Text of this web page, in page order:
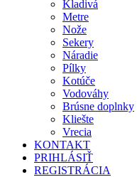
Kladivá
Metre
Nože
Sekery
Náradie
Pílky
Kotúče
Vodováhy
Brúsne doplnky
Kliešte
Vrecia
KONTAKT
PRIHLÁSIŤ
REGISTRÁCIA